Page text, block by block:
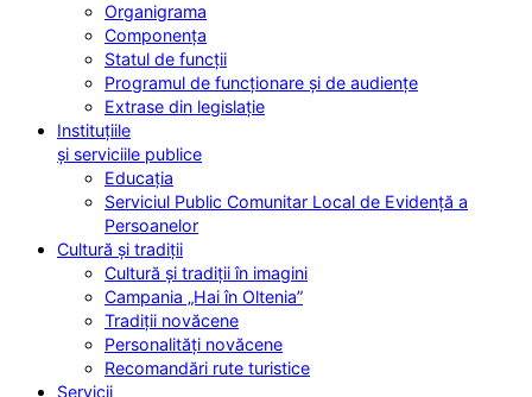
Organigrama
Componența
Statul de funcții
Programul de funcționare și de audiențe
Extrase din legislație
Instituțiile
și serviciile publice
Educația
Serviciul Public Comunitar Local de Evidență a
Persoanelor
Cultură și tradiții
Cultură și tradiții în imagini
Campania „Hai în Oltenia”
Tradiții novăcene
Personalități novăcene
Recomandări rute turistice
Servicii